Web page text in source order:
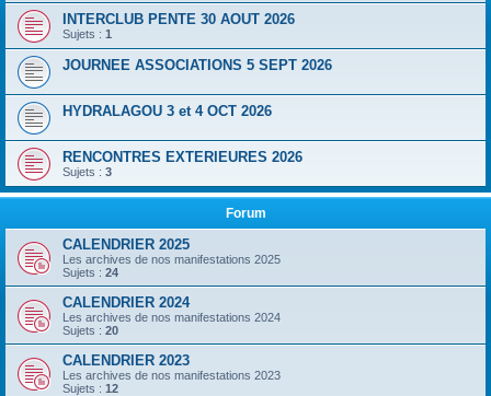
INTERCLUB PENTE 30 AOUT 2026
Sujets : 1
JOURNEE ASSOCIATIONS 5 SEPT 2026
HYDRALAGOU 3 et 4 OCT 2026
RENCONTRES EXTERIEURES 2026
Sujets : 3
Forum
CALENDRIER 2025
Les archives de nos manifestations 2025
Sujets : 24
CALENDRIER 2024
Les archives de nos manifestations 2024
Sujets : 20
CALENDRIER 2023
Les archives de nos manifestations 2023
Sujets : 12